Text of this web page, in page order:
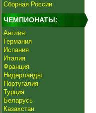
Сборная России
ЧЕМПИОНАТЫ:
Англия
Германия
Испания
Италия
Франция
Нидерланды
Португалия
Турция
Беларусь
Казахстан